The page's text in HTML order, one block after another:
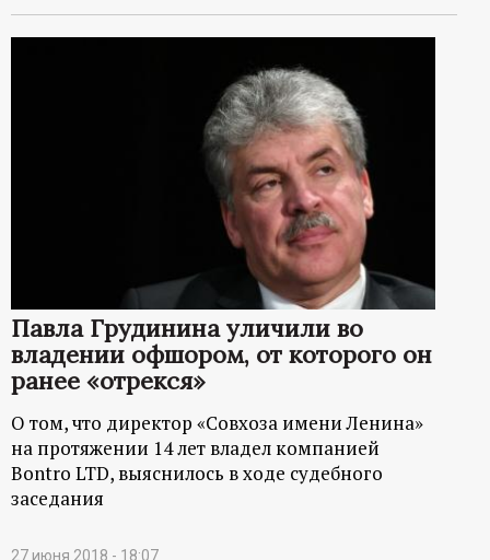
Павла Грудинина уличили во
владении офшором, от которого он
ранее «отрекся»
О том, что директор «Совхоза имени Ленина»
на протяжении 14 лет владел компанией
Bontro LTD, выяснилось в ходе судебного
заседания
27 июня 2018 - 18:07